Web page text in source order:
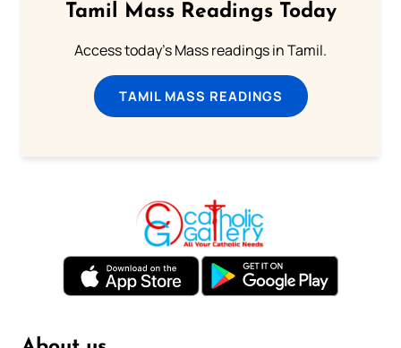
Tamil Mass Readings Today
Access today's Mass readings in Tamil.
TAMIL MASS READINGS